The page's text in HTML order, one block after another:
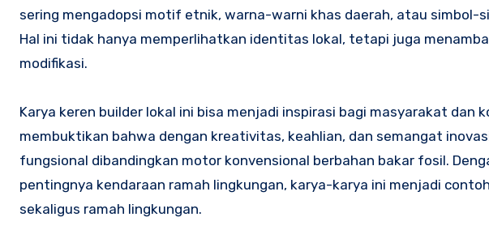
sering mengadopsi motif etnik, warna-warni khas daerah, atau simbol-
Hal ini tidak hanya memperlihatkan identitas lokal, tetapi juga
modifikasi.
Karya keren builder lokal ini bisa menjadi inspirasi bagi masyarakat dan
membuktikan bahwa dengan kreativitas, keahlian, dan semangat
fungsional dibandingkan motor konvensional berbahan bakar fosil.
pentingnya kendaraan ramah lingkungan, karya-karya ini menjadi
sekaligus ramah lingkungan.